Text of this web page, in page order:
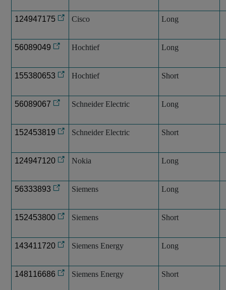
124947175 Cisco Long
56089049 Hochtief Long
155380653 Hochtief Short
56089067 Schneider Electric Long
152453819 Schneider Electric Short
124947120 Nokia Long
56333893 Siemens Long
152453800 Siemens Short
143411720 Siemens Energy Long
148116686 Siemens Energy Short